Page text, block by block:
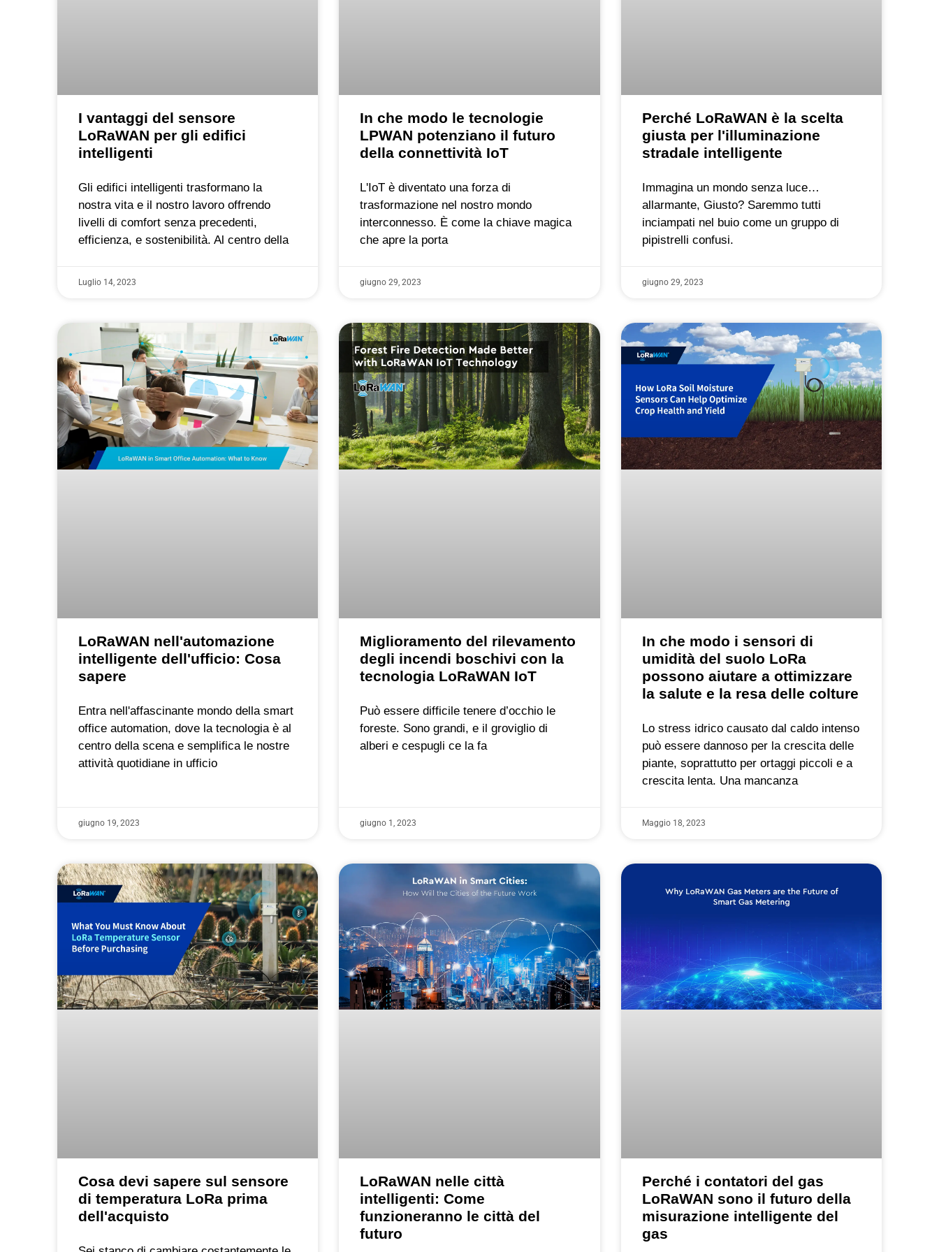
I vantaggi del sensore
LoRaWAN per gli edifici
intelligenti
Gli edifici intelligenti trasformano la
nostra vita e il nostro lavoro offrendo
livelli di comfort senza precedenti,
efficienza, e sostenibilità. Al centro della
Luglio 14, 2023
In che modo le tecnologie
LPWAN potenziano il futuro
della connettività IoT
L'IoT è diventato una forza di
trasformazione nel nostro mondo
interconnesso. È come la chiave magica
che apre la porta
giugno 29, 2023
Perché LoRaWAN è la scelta
giusta per l'illuminazione
stradale intelligente
Immagina un mondo senza luce…
allarmante, Giusto? Saremmo tutti
inciampati nel buio come un gruppo di
pipistrelli confusi.
giugno 29, 2023
LoRaWAN nell'automazione
intelligente dell'ufficio: Cosa
sapere
Entra nell'affascinante mondo della smart
office automation, dove la tecnologia è al
centro della scena e semplifica le nostre
attività quotidiane in ufficio
giugno 19, 2023
Miglioramento del rilevamento
degli incendi boschivi con la
tecnologia LoRaWAN IoT
Può essere difficile tenere d’occhio le
foreste. Sono grandi, e il groviglio di
alberi e cespugli ce la fa
giugno 1, 2023
In che modo i sensori di
umidità del suolo LoRa
possono aiutare a ottimizzare
la salute e la resa delle colture
Lo stress idrico causato dal caldo intenso
può essere dannoso per la crescita delle
piante, soprattutto per ortaggi piccoli e a
crescita lenta. Una mancanza
Maggio 18, 2023
Cosa devi sapere sul sensore
di temperatura LoRa prima
dell'acquisto
LoRaWAN nelle città
intelligenti: Come
funzioneranno le città del
futuro
Perché i contatori del gas
LoRaWAN sono il futuro della
misurazione intelligente del
gas